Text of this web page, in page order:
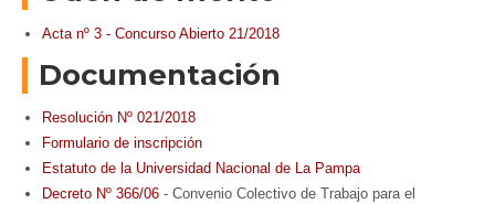
Acta nº 3 - Concurso Abierto 21/2018
Documentación
Resolución Nº 021/2018
Formulario de inscripción
Estatuto de la Universidad Nacional de La Pampa
Decreto Nº 366/06 - Convenio Colectivo de Trabajo para el